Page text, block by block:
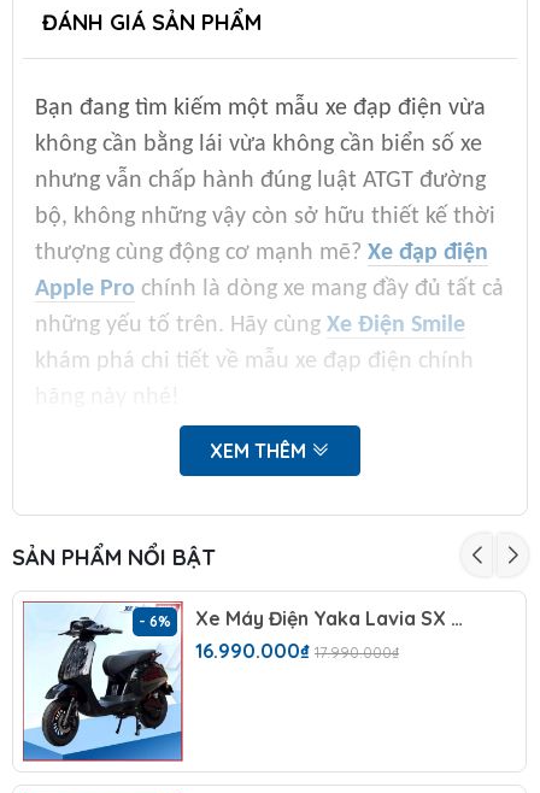
ĐÁNH GIÁ SẢN PHẨM
Bạn đang tìm kiếm một mẫu xe đạp điện vừa
không cần bằng lái vừa không cần biển số xe
nhưng vẫn chấp hành đúng luật ATGT đường
bộ, không những vậy còn sở hữu thiết kế thời
thượng cùng động cơ mạnh mẽ? Xe đạp điện
Apple Pro chính là dòng xe mang đầy đủ tất cả
những yếu tố trên. Hãy cùng Xe Điện Smile
khám phá chi tiết về mẫu xe đạp điện chính
A. Xe Đạp Điện Apple Pro: Không Cần Bằng
1. Không cần bằng lái, không cần biển số:
Tạm biệt những thủ tục đăng ký xe rườm rà,
tạm biệt những buổi học và thi bằng lái tốn
kém thời gian và tiền bạc! Xe đạp điện Apple
Pro mang đến cho bạn sự trải nghiệm tuyệt
vời. Tiết kiệm thời gian và chi phí, tiền bạc,
Apple Pro là lựa chọn thông minh cho cuộc
XEM THÊM
SẢN PHẨM NỔI BẬT
- 6%
Xe Máy Điện Yaka Lavia SX 2026 (60V -23AH) 5 Bình
16.990.000₫ 17.990.000₫